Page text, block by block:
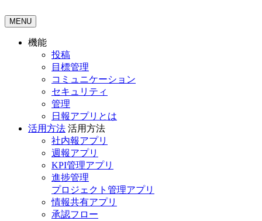
MENU
機能
投稿
目標管理
コミュニケーション
セキュリティ
管理
日報アプリとは
活用方法 活用方法
社内報アプリ
週報アプリ
KPI管理アプリ
進捗管理
プロジェクト管理アプリ
情報共有アプリ
承認フロー